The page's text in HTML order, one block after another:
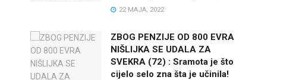
22 MAJA, 2022
ZBOG PENZIJE OD 800 EVRA
NIŠLIJKA SE UDALA ZA
SVEKRA (72) : Sramota je što
cijelo selo zna šta je učinila!